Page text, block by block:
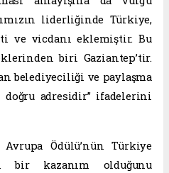
liderliğinde Türkiye,
ve vicdanı eklemiştir. Bu
biri Gaziantep’tir.
belediyeciliği ve paylaşma
adresidir” ifadelerini
Avrupa Ödülü’nün Türkiye
bir kazanım olduğunu